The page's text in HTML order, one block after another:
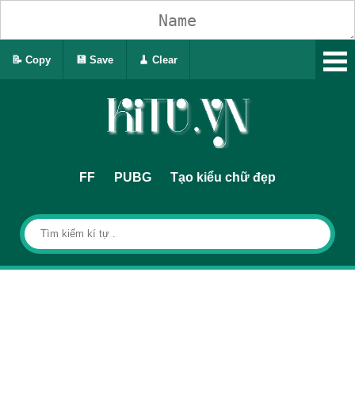
FF PUBG Tạo kiểu chữ đẹp
📝 Copy 💾 Save 🧹 Clear